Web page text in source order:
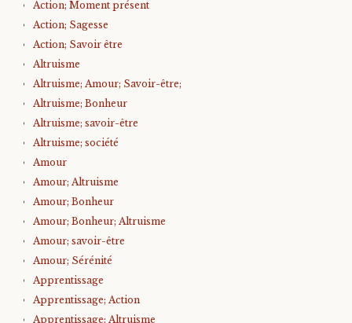
Action; Moment présent
Action; Sagesse
Action; Savoir être
Altruisme
Altruisme; Amour; Savoir-être;
Altruisme; Bonheur
Altruisme; savoir-être
Altruisme; société
Amour
Amour; Altruisme
Amour; Bonheur
Amour; Bonheur; Altruisme
Amour; savoir-être
Amour; Sérénité
Apprentissage
Apprentissage; Action
Apprentissage; Altruisme